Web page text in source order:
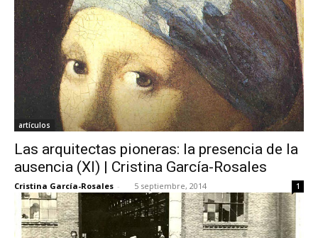
artículos
Las arquitectas pioneras: la presencia de la
ausencia (XI) | Cristina García-Rosales
Cristina García-Rosales - 5 septiembre, 2014 1